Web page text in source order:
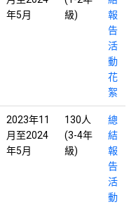
年5月
級)
報
告
活
動
花
絮
2023年11
月至2024
年5月
130人
(3-4年
級)
總
結
報
告
活
動